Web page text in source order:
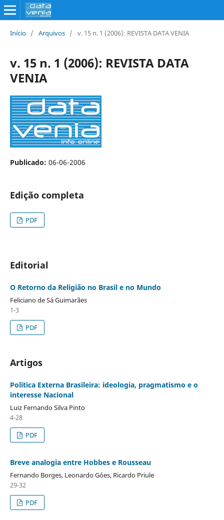
Início / Arquivos / v. 15 n. 1 (2006): REVISTA DATA VENIA
v. 15 n. 1 (2006): REVISTA DATA
VENIA
Publicado: 06-06-2006
Edição completa
PDF
Editorial
O Retorno da Religião no Brasil e no Mundo
Feliciano de Sá Guimarães
1-3
PDF
Artigos
Política Externa Brasileira: ideologia, pragmatismo e o
interesse Nacional
Luiz Fernando Silva Pinto
4-28
PDF
Breve analogia entre Hobbes e Rousseau
Fernando Borges, Leonardo Góes, Ricardo Priule
29-32
PDF